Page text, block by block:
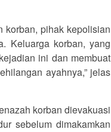
korban, pihak kepolisian
Keluarga korban, yang
ini dan membuat
ayahnya,” jelas
korban dievakuasi
sebelum dimakamkan